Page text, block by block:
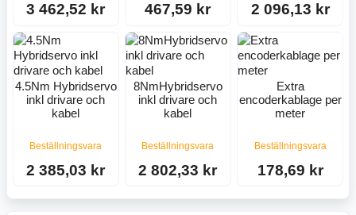
3 462,52 kr 467,59 kr 2 096,13 kr
4.5Nm Hybridservo
inkl drivare och
kabel
Beställningsvara
2 385,03 kr
8NmHybridservo
inkl drivare och
kabel
Beställningsvara
2 802,33 kr
Extra
encoderkablage per
meter
Beställningsvara
178,69 kr